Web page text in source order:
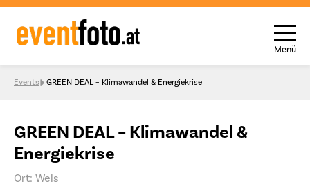
Skip to content
Menü
Events GREEN DEAL – Klimawandel & Energiekrise
GREEN DEAL – Klimawandel &
Energiekrise
Ort: Wels